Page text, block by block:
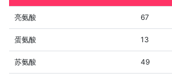
亮氨酸 67
蛋氨酸 13
苏氨酸 49